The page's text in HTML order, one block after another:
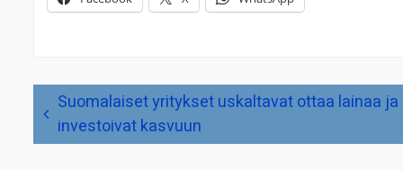
Artikkelien
selausSuomalaiset yritykset uskaltavat ottaa lainaa ja
investoivat kasvuun